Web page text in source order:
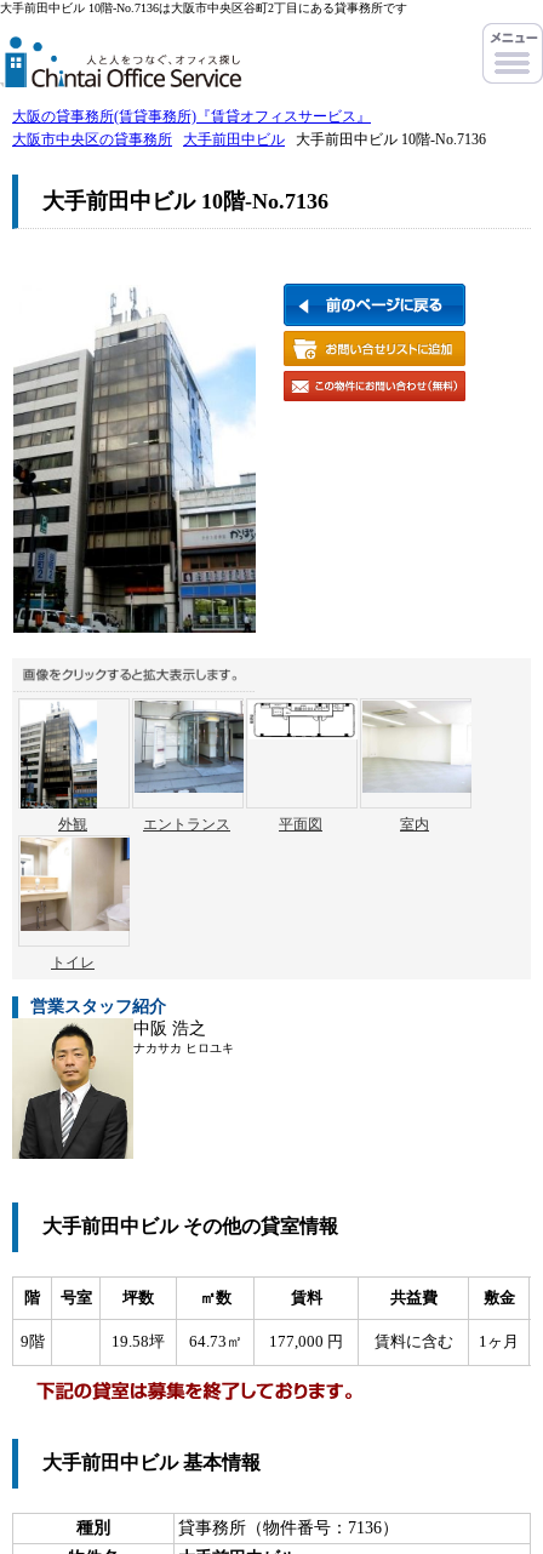
大手前田中ビル 10階-No.7136は大阪市中央区谷町2丁目にある貸事務所です
大阪の貸事務所(賃貸事務所)『賃貸オフィスサービス』
大阪市中央区の貸事務所
大手前田中ビル 大手前田中ビル 10階-No.7136
大手前田中ビル 10階-No.7136
外観 エントランス 平面図 室内
トイレ
営業スタッフ紹介
中阪 浩之
ナカサカ ヒロユキ
大手前田中ビル その他の貸室情報
階 号室 坪数 ㎡数 賃料 共益費 敷金
9階 19.58坪 64.73㎡ 177,000 円 賃料に含む 1ヶ月
大手前田中ビル 基本情報
種別
貸事務所（物件番号：7136）